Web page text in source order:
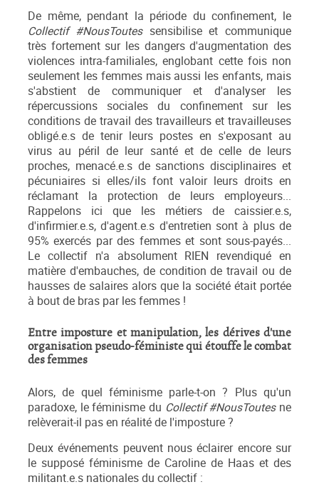
De même, pendant la période du confinement, le
Collectif #NousToutessensibilise et communique
très fortement sur les dangers d'augmentation des
violences intra-familiales, englobant cette fois non
seulement les femmes mais aussi les enfants, mais
s'abstient de communiquer et d'analyser les
répercussions sociales du confinement sur les
conditions de travail des travailleurs et travailleuses
obligé.e.s de tenir leurs postes en s'exposant au
virus au péril de leur santé et de celle de leurs
proches, menacé.e.s de sanctions disciplinaires et
pécuniaires si elles/ils font valoir leurs droits en
réclamant la protection de leurs employeurs...
Rappelons ici que les métiers de caissier.e.s,
d'infirmier.e.s, d'agent.e.s d'entretien sont à plus de
95% exercés par des femmes et sont sous-payés...
Le collectif n'a absolument RIEN revendiqué en
matière d'embauches, de condition de travail ou de
hausses de salaires alors que la société était portée
à bout de bras par les femmes !
Entre imposture et manipulation, les dérives d'une
organisation pseudo-féministe qui étouffe le combat
des femmes
Alors, de quel féminisme parle-t-on ? Plus qu'un
paradoxe, le féminisme du Collectif #NousToutesne
relèverait-il pas en réalité de l'imposture ?
Deux événements peuvent nous éclairer encore sur
le supposé féminisme de Caroline de Haas et des
militant.e.s nationales du collectif :